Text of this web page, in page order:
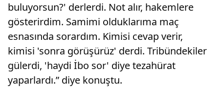
buluyorsun?' derlerdi. Not alır, hakemlere
gösterirdim. Samimi olduklarıma maç
esnasında sorardım. Kimisi cevap verir,
kimisi 'sonra görüşürüz' derdi. Tribündekiler
gülerdi, 'haydi İbo sor' diye tezahürat
yaparlardı.” diye konuştu.